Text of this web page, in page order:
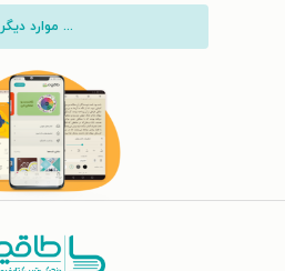
... موارد دیگر